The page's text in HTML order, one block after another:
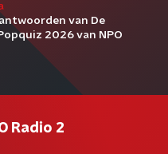
van De
2026 van NPO
Radio 2